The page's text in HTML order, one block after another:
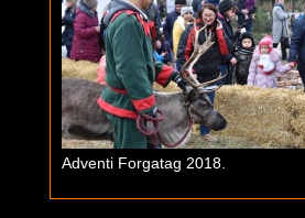
Adventi Forgatag 2018.